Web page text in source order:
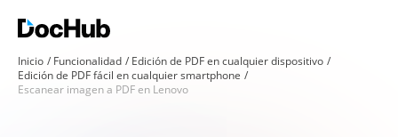
Inicio Funcionalidad
Edición de PDF en cualquier dispositivo
Edición de PDF fácil en cualquier smartphone
Escanear imagen a PDF en Lenovo